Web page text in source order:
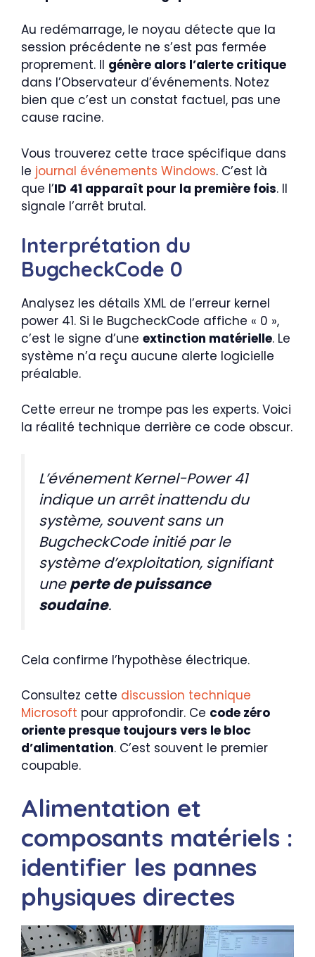
Au redémarrage, le noyau détecte que la
session précédente ne s’est pas fermée
proprement. Il génère alors l’alerte critique
dans l’Observateur d’événements. Notez
bien que c’est un constat factuel, pas une
cause racine.
Vous trouverez cette trace spécifique dans
le journal événements Windows. C’est là
que l’ID 41 apparaît pour la première fois. Il
signale l’arrêt brutal.
Interprétation du
BugcheckCode 0
Analysez les détails XML de l’erreur kernel
power 41. Si le BugcheckCode affiche « 0 »,
c’est le signe d’une extinction matérielle. Le
système n’a reçu aucune alerte logicielle
préalable.
Cette erreur ne trompe pas les experts. Voici
la réalité technique derrière ce code obscur.
L’événement Kernel-Power 41
indique un arrêt inattendu du
système, souvent sans un
BugcheckCode initié par le
système d’exploitation, signifiant
uneperte de puissance
soudaine.
Cela confirme l’hypothèse électrique.
Consultez cette discussion technique
Microsoft pour approfondir. Ce code zéro
oriente presque toujours vers le bloc
d’alimentation. C’est souvent le premier
coupable.
Alimentation et
composants matériels :
identifier les pannes
physiques directes